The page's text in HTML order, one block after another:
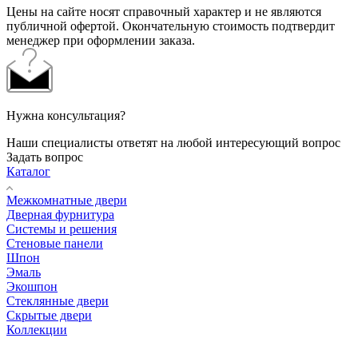
Цены на сайте носят справочный характер и не являются
публичной офертой. Окончательную стоимость подтвердит
менеджер при оформлении заказа.
Нужна консультация?
Наши специалисты ответят на любой интересующий вопрос
Задать вопрос
Каталог
Межкомнатные двери
Дверная фурнитура
Системы и решения
Стеновые панели
Шпон
Эмаль
Экошпон
Стеклянные двери
Скрытые двери
Коллекции